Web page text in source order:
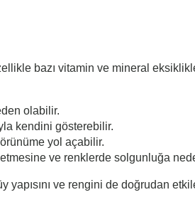
bazı vitamin ve mineral
olabilir.
kendini gösterebilir.
yol açabilir.
ve renklerde solgunluğa
yapısını ve rengini de doğrudan